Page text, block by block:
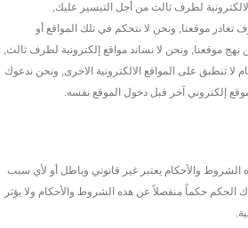
لطرف ثالث من أجل التيسير عليك,
تغادر موقعنا, ونحن لا نتحكم في تلك المواقع أو
نهج موقعنا, ونحن لا نساند مواقع إلكترونية لطرف ثالث,
لا تنطبق على المواقع الالكترونية الاخرى, ونحن ندعوك
إلكتروني آخر قبل دخول الموقع نفسه.
الشروط والأحكام يعتبر غير قانوني وباطل أو لأي سبب
الحكم حكماً منفصلاً عن هذه الشروط والأحكام ولا يؤثر